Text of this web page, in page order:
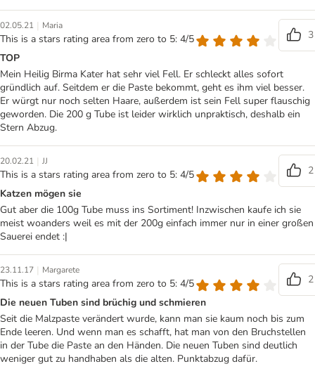
02.05.21 | Maria
This is a stars rating area from zero to 5: 4/5
3
TOP
Mein Heilig Birma Kater hat sehr viel Fell. Er schleckt alles sofort
gründlich auf. Seitdem er die Paste bekommt, geht es ihm viel besser.
Er würgt nur noch selten Haare, außerdem ist sein Fell super flauschig
geworden. Die 200 g Tube ist leider wirklich unpraktisch, deshalb ein
Stern Abzug.
20.02.21 | JJ
This is a stars rating area from zero to 5: 4/5
2
Katzen mögen sie
Gut aber die 100g Tube muss ins Sortiment! Inzwischen kaufe ich sie
meist woanders weil es mit der 200g einfach immer nur in einer großen
Sauerei endet :|
23.11.17 | Margarete
This is a stars rating area from zero to 5: 4/5
2
Die neuen Tuben sind brüchig und schmieren
Seit die Malzpaste verändert wurde, kann man sie kaum noch bis zum
Ende leeren. Und wenn man es schafft, hat man von den Bruchstellen
in der Tube die Paste an den Händen. Die neuen Tuben sind deutlich
weniger gut zu handhaben als die alten. Punktabzug dafür.